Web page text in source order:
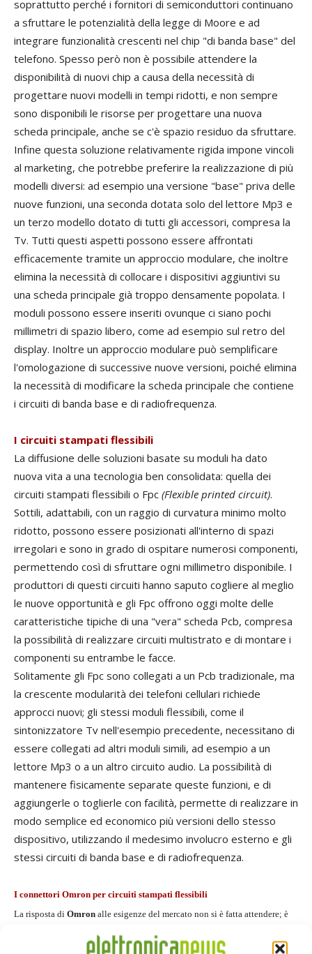
soprattutto perché i fornitori di semiconduttori continuano
a sfruttare le potenzialità della legge di Moore e ad
integrare funzionalità crescenti nel chip "di banda base" del
telefono. Spesso però non è possibile attendere la
disponibilità di nuovi chip a causa della necessità di
progettare nuovi modelli in tempi ridotti, e non sempre
sono disponibili le risorse per progettare una nuova
scheda principale, anche se c'è spazio residuo da sfruttare.
Infine questa soluzione relativamente rigida impone vincoli
al marketing, che potrebbe preferire la realizzazione di più
modelli diversi: ad esempio una versione "base" priva delle
nuove funzioni, una seconda dotata solo del lettore Mp3 e
un terzo modello dotato di tutti gli accessori, compresa la
Tv. Tutti questi aspetti possono essere affrontati
efficacemente tramite un approccio modulare, che inoltre
elimina la necessità di collocare i dispositivi aggiuntivi su
una scheda principale già troppo densamente popolata. I
moduli possono essere inseriti ovunque ci siano pochi
millimetri di spazio libero, come ad esempio sul retro del
display. Inoltre un approccio modulare può semplificare
l'omologazione di successive nuove versioni, poiché elimina
la necessità di modificare la scheda principale che contiene
i circuiti di banda base e di radiofrequenza.
I circuiti stampati flessibili
La diffusione delle soluzioni basate su moduli ha dato
nuova vita a una tecnologia ben consolidata: quella dei
circuiti stampati flessibili o Fpc (Flexible printed circuit).
Sottili, adattabili, con un raggio di curvatura minimo molto
ridotto, possono essere posizionati all'interno di spazi
irregolari e sono in grado di ospitare numerosi componenti,
permettendo così di sfruttare ogni millimetro disponibile. I
produttori di questi circuiti hanno saputo cogliere al meglio
le nuove opportunità e gli Fpc offrono oggi molte delle
caratteristiche tipiche di una "vera" scheda Pcb, compresa
la possibilità di realizzare circuiti multistrato e di montare i
componenti su entrambe le facce.
Solitamente gli Fpc sono collegati a un Pcb tradizionale, ma
la crescente modularità dei telefoni cellulari richiede
approcci nuovi; gli stessi moduli flessibili, come il
sintonizzatore Tv nell'esempio precedente, necessitano di
essere collegati ad altri moduli simili, ad esempio a un
lettore Mp3 o a un altro circuito audio. La possibilità di
mantenere fisicamente separate queste funzioni, e di
aggiungerle o toglierle con facilità, permette di realizzare in
modo semplice ed economico più versioni dello stesso
dispositivo, utilizzando il medesimo involucro esterno e gli
stessi circuiti di banda base e di radiofrequenza.
I connettori Omron per circuiti stampati flessibili
La risposta di Omron alle esigenze del mercato non si è fatta attendere; è
recentissima, infatti, l'introduzione di una nuova serie di connettori Fpc